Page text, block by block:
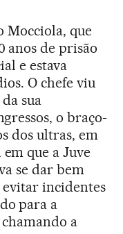
Mocciola, que
anos de prisão
e estava
O chefe viu
sua
o braço-
dos ultras, em
que a Juve
se dar bem
evitar incidentes
para a
a